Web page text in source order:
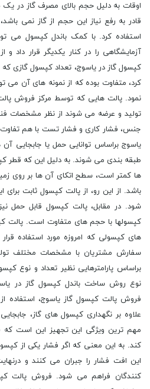
اوقات به دلیل حجم بالای مصرف گاز در
قادر به رفع نیاز این حجم از گاز نمی
استفاده کرد. با کمک باندل کپسول می
آزمایشگاهی را در کنار یکدیگر قرار داد و
کپسول گاز در یاسوج، تعداد کپسول گازی
کرد، متفاوت بوده که از نمونه های آن می
نمود. پالت هایی که توسط مرکز فروش
تولید و عرضه می شوند از نظر مشخصات
جنس، فشار کاری و فشار تست با هم تفاوت
یاسوج براساس توانایی حمل یا جابجایی
طبقه بندی می شوند. به دلیل این که قطر
ها کمتر است، سطح اتکای آن ها بر روی
باشد. از این رو، از پالت کپسول ثابت
شود. در مقابل، پالت کپسول قابل حمل نیز
کپسولها با حجم های متفاوت است. پالت
های کپسولی که امروزه مورد استفاده
سفارش مشتریان با مشخصات مختلف
براساس پارامترهایی نظیر تعداد و نوع
نوع روش ساخت باندل کپسول گاز در
فروش پالت کپسول گاز یاسوج، استفاده
علاوه بر نگهداری کپسول های گاز،
مهم ترین ویژگی این تجهیز این است که
کند. به این معنی که اگر فشار یکی از
این افت فشار را جبران می کنند و
کنندگان فراهم می شود. فروش پالت